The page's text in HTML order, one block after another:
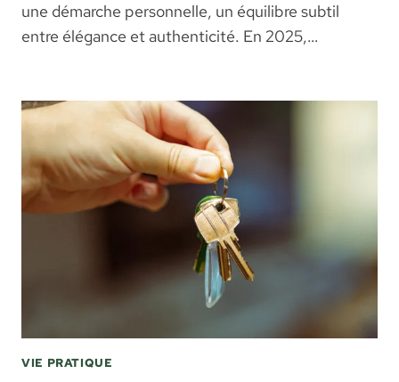
une démarche personnelle, un équilibre subtil
entre élégance et authenticité. En 2025,…
VIE PRATIQUE